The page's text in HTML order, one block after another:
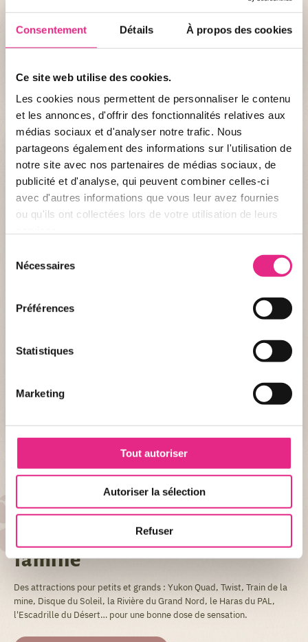
Consentement Détails À propos des cookies
Ce site web utilise des cookies.
Les cookies nous permettent de personnaliser le contenu
et les annonces, d'offrir des fonctionnalités relatives aux
médias sociaux et d'analyser notre trafic. Nous
partageons également des informations sur l'utilisation de
notre site avec nos partenaires de médias sociaux, de
publicité et d'analyse, qui peuvent combiner celles-ci
avec d'autres informations que vous leur avez fournies
ou qu'ils ont collectées lors de votre utilisation de leurs
Nécessaires
Préférences
Statistiques
Marketing
Tout autoriser
Autoriser la sélection
Refuser
Planifier ma visite ?
Informations
AU PAL...
31 attractions pour toute la
famille
Des attractions pour petits et grands : Yukon Quad, Twist, Train de la
mine, Disque du Soleil, la Rivière du Grand Nord, le Haras du PAL,
l'Escadrille du Désert… pour une bonne dose de sensation.